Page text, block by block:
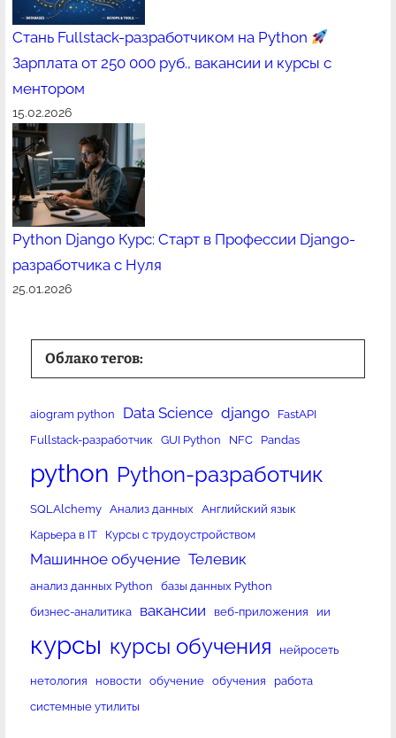
Стань Fullstack-разработчиком на Python
Зарплата от 250 000 руб., вакансии и курсы с
ментором
15.02.2026
Python Django Курс: Старт в Профессии Django-
разработчика с Нуля
25.01.2026
Облако тегов:
aiogram python Data Science django
FastAPI
Fullstack-разработчик
GUI Python NFC Pandas
python Python-разработчик
SQLAlchemy Анализ данных
Английский язык
Карьера в IT
Курсы с трудоустройством
Машинное обучение Телевик
анализ данных Python
базы данных Python
бизнес-аналитика
вакансии веб-приложения ии
курсы курсы обучения нейросеть
нетология новости обучение обучения
работа
системные утилиты